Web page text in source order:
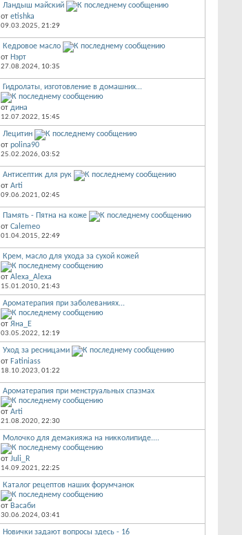
Ландыш майский
от etishka
09.03.2025, 21:29
Кедровое масло
от Нэрт
27.08.2024, 10:35
Гидролаты, изготовление в домашних...
от дина
12.07.2022, 15:45
Лецитин
от polina90
25.02.2026, 03:52
Антисептик для рук
от Arti
09.06.2021, 02:45
Память - Пятна на коже
от Calemeo
01.04.2015, 22:49
Крем, масло для ухода за сухой кожей
от Alexa_Alexa
15.01.2010, 21:43
Ароматерапия при заболеваниях...
от Яна_Е
03.05.2022, 12:19
Уход за ресницами
от Fatiniass
18.10.2023, 01:22
Ароматерапия при менструальных спазмах
от Arti
21.08.2020, 22:30
Молочко для демакияжа на никколипиде....
от Juli_R
14.09.2021, 22:25
Каталог рецептов наших форумчанок
от Васаби
30.06.2024, 03:41
Новички задают вопросы здесь - 16